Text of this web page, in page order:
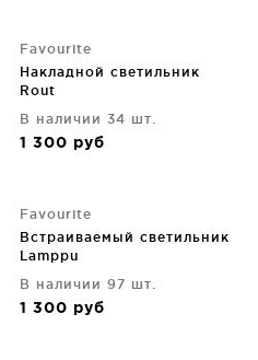
Favourite
Накладной светильник
Rout
В наличии 34 шт.
1 300 руб
Favourite
Встраиваемый светильник
Lamppu
В наличии 97 шт.
1 300 руб